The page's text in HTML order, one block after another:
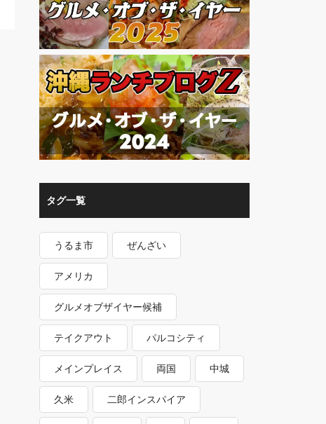
タグ一覧
うるま市 ぜんざい
アメリカ
グルメオブザイヤー候補
テイクアウト パルコシティ
メインプレイス 両国 中城
久米 二郎インスパイア